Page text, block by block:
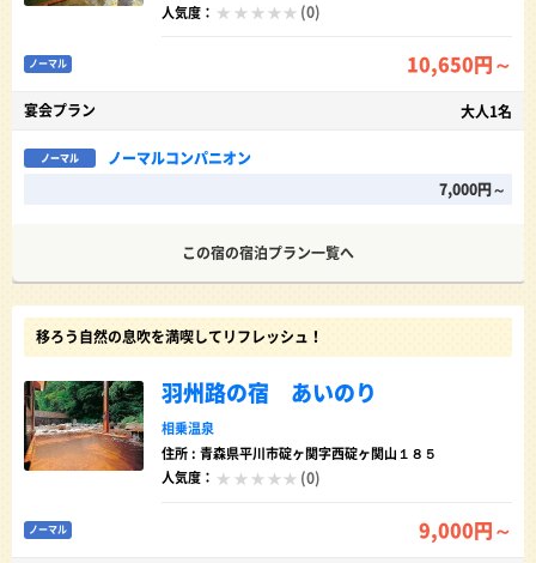
人気度：
(0)
ノーマル 10,650円～
宴会プラン 大人1名
ノーマル
ノーマルコンパニオン
7,000円～
この宿の宿泊プラン一覧へ
移ろう自然の息吹を満喫してリフレッシュ！
羽州路の宿 あいのり
相乗温泉
住所 : 青森県平川市碇ヶ関字西碇ヶ関山１８５
人気度：
(0)
ノーマル 9,000円～